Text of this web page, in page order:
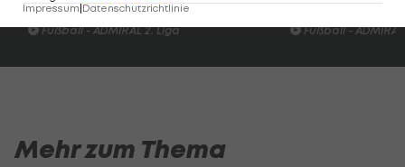
Austria Salzburg schießt die Vienna ab
Fußball - ADMIRAL 2. Liga
den FAC
Fußball -
Mehr zum Thema
Impressum|Datenschutzrichtlinie